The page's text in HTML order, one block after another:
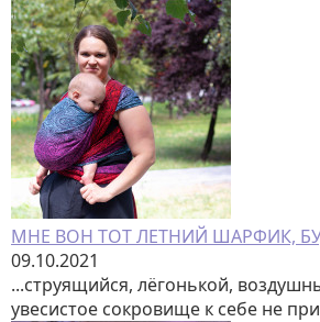
МНЕ ВОН ТОТ ЛЕТНИЙ ШАРФИК,
09.10.2021
...струящийся, лёгонькой,
увесистое сокровище к себе не